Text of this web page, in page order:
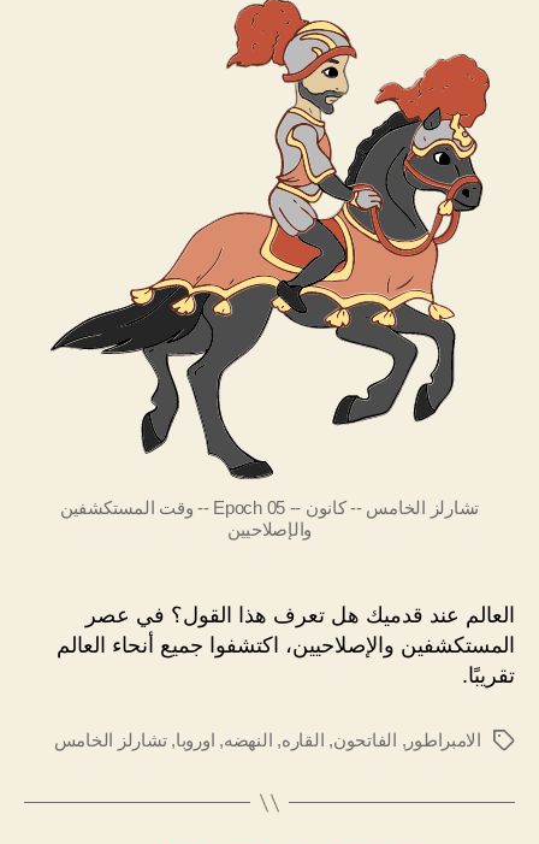
تشارلز الخامس -- كانون -- Epoch 05 -- وقت المستكشفين
والإصلاحيين
العالم عند قدميك هل تعرف هذا القول؟ في عصر
المستكشفين والإصلاحيين، اكتشفوا جميع أنحاء العالم
تقريبًا.
الوسومالامبراطور , الفاتحون, القاره, النهضه, اوروبا,تشارلز الخامس